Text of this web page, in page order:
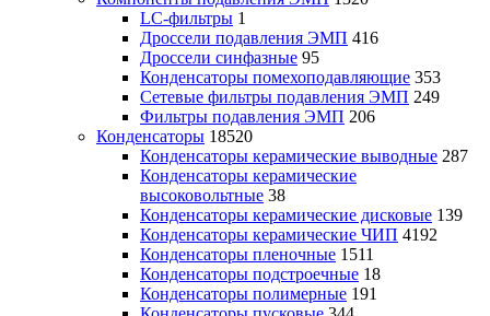
LC-фильтры 1
Дроссели подавления ЭМП 416
Дроссели синфазные 95
Конденсаторы помехоподавляющие 353
Сетевые фильтры подавления ЭМП 249
Фильтры подавления ЭМП 206
Конденсаторы 18520
Конденсаторы керамические выводные 287
Конденсаторы керамические
высоковольтные 38
Конденсаторы керамические дисковые 139
Конденсаторы керамические ЧИП 4192
Конденсаторы пленочные 1511
Конденсаторы подстроечные 18
Конденсаторы полимерные 191